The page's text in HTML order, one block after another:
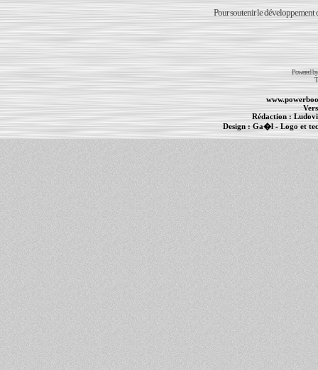
Pour soutenir le développement
Powered
Rédaction :
Design :Ga�l- Logo et
PowerBook